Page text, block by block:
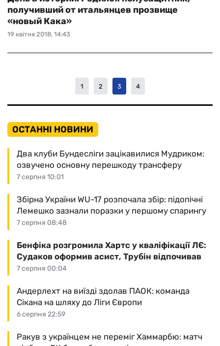
19 квітня 2018, 14:43
получивший от итальянцев прозвище
«новый Кака»
1 2 3 4
ОСТАННІ НОВИНИ
7 серпня 10:01
Два клуби Бундесліги зацікавилися Мудриком:
озвучено основну перешкоду трансферу
7 серпня 08:48
Збірна України WU-17 розпочала збір: підопічні
Лемешко зазнали поразки у першому спарингу
7 серпня 00:04
Бенфіка розгромила Хартс у кваліфікації ЛЄ:
Судаков оформив асист, Трубін відпочивав
6 серпня 22:59
Андерлехт на виїзді здолав ПАОК: команда
Сікана на шляху до Ліги Європи
Ракув з українцем не переміг Хаммарбю: матч